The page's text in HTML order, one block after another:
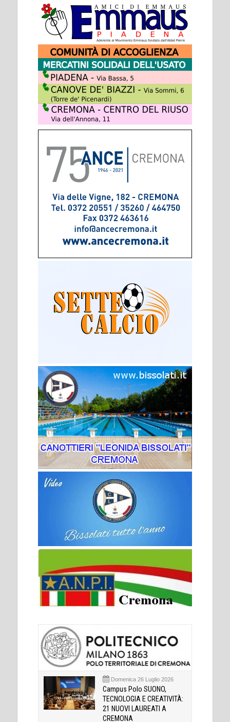
Domenica 26 Luglio 2026
Campus Polo SUONO,
TECNOLOGIA E CREATIVITÀ:
21 NUOVI LAUREATI A
CREMONA